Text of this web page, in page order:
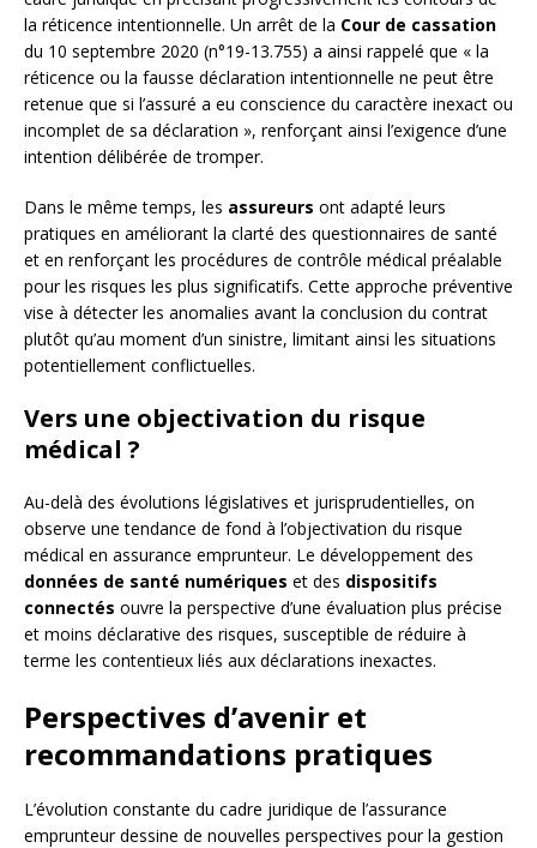
la réticence intentionnelle. Un arrêt de la Cour de cassation
du 10 septembre 2020 (n°19-13.755) a ainsi rappelé que « la
réticence ou la fausse déclaration intentionnelle ne peut être
retenue que si l’assuré a eu conscience du caractère inexact ou
incomplet de sa déclaration », renforçant ainsi l’exigence d’une
intention délibérée de tromper.
Dans le même temps, les assureurs ont adapté leurs
pratiques en améliorant la clarté des questionnaires de santé
et en renforçant les procédures de contrôle médical préalable
pour les risques les plus significatifs. Cette approche préventive
vise à détecter les anomalies avant la conclusion du contrat
plutôt qu’au moment d’un sinistre, limitant ainsi les situations
potentiellement conflictuelles.
Vers une objectivation du risque
médical ?
Au-delà des évolutions législatives et jurisprudentielles, on
observe une tendance de fond à l’objectivation du risque
médical en assurance emprunteur. Le développement des
données de santé numériques et des dispositifs
connectés ouvre la perspective d’une évaluation plus précise
et moins déclarative des risques, susceptible de réduire à
terme les contentieux liés aux déclarations inexactes.
Perspectives d’avenir et
recommandations pratiques
L’évolution constante du cadre juridique de l’assurance
emprunteur dessine de nouvelles perspectives pour la gestion